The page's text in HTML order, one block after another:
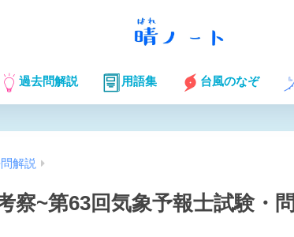
過去問解説 用語集 台風のなぞ
解説
察~第63回気象予報士試験・問